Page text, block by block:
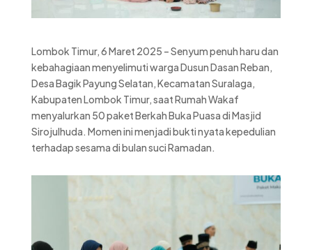
Lombok Timur, 6 Maret 2025 – Senyum penuh haru dan
kebahagiaan menyelimuti warga Dusun Dasan Reban,
Desa Bagik Payung Selatan, Kecamatan Suralaga,
Kabupaten Lombok Timur, saat Rumah Wakaf
menyalurkan 50 paket Berkah Buka Puasa di Masjid
Sirojulhuda. Momen ini menjadi bukti nyata kepedulian
terhadap sesama di bulan suci Ramadan.